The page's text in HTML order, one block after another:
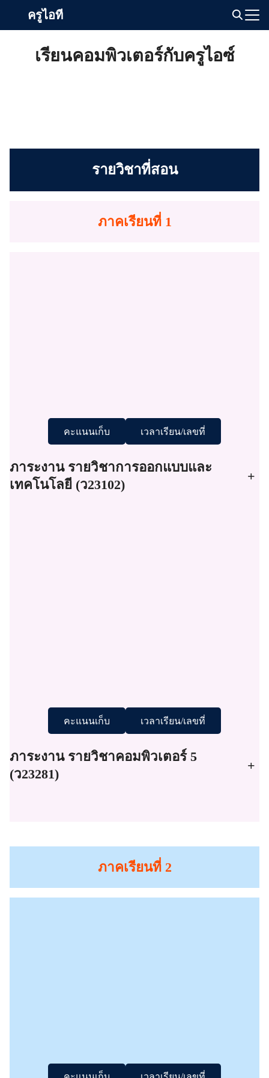
ครูไอที
เรียนคอมพิวเตอร์กับครูไอซ์
รายวิชาที่สอน
ภาคเรียนที่ 1
คะแนนเก็บ เวลาเรียน/เลขที่
ภาระงาน รายวิชาการออกแบบและ
เทคโนโลยี (ว23102)
+
คะแนนเก็บ เวลาเรียน/เลขที่
ภาระงาน รายวิชาคอมพิวเตอร์ 5
(ว23281)
+
ภาคเรียนที่ 2